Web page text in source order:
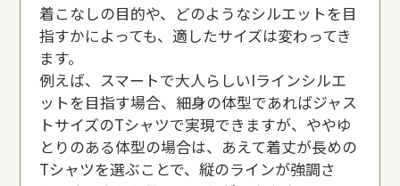
着こなしの目的や、どのようなシルエットを目
指すかによっても、適したサイズは変わってき
ます。
例えば、スマートで大人らしいIラインシルエ
ットを目指す場合、細身の体型であればジャス
トサイズのTシャツで実現できますが、ややゆ
とりのある体型の場合は、あえて着丈が長めの
Tシャツを選ぶことで、縦のラインが強調さ